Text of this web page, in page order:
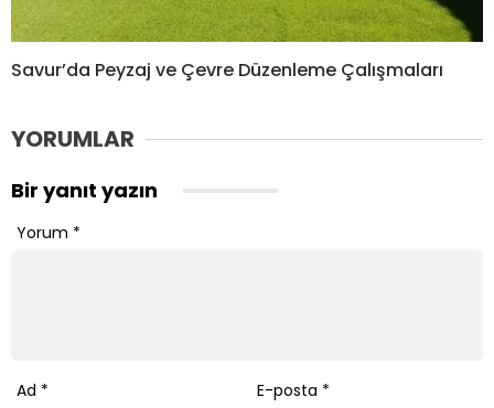
Savur’da Peyzaj ve Çevre Düzenleme Çalışmaları
YORUMLAR
Bir yanıt yazın
Yorum *
Ad * E-posta *